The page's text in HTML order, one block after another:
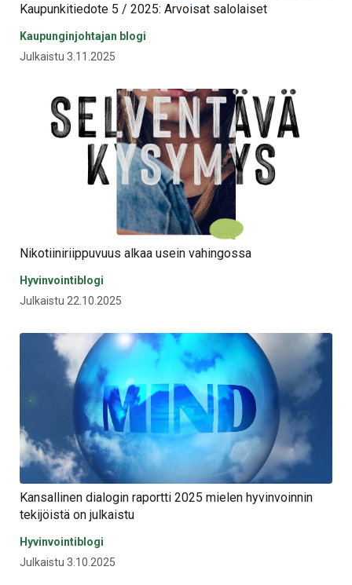
Kaupunkitiedote 5 / 2025: Arvoisat salolaiset
Kaupunginjohtajan blogi
Julkaistu 3.11.2025
Nikotiiniriippuvuus alkaa usein vahingossa
Hyvinvointiblogi
Julkaistu 22.10.2025
Kansallinen dialogin raportti 2025 mielen hyvinvoinnin
tekijöistä on julkaistu
Hyvinvointiblogi
Julkaistu 3.10.2025